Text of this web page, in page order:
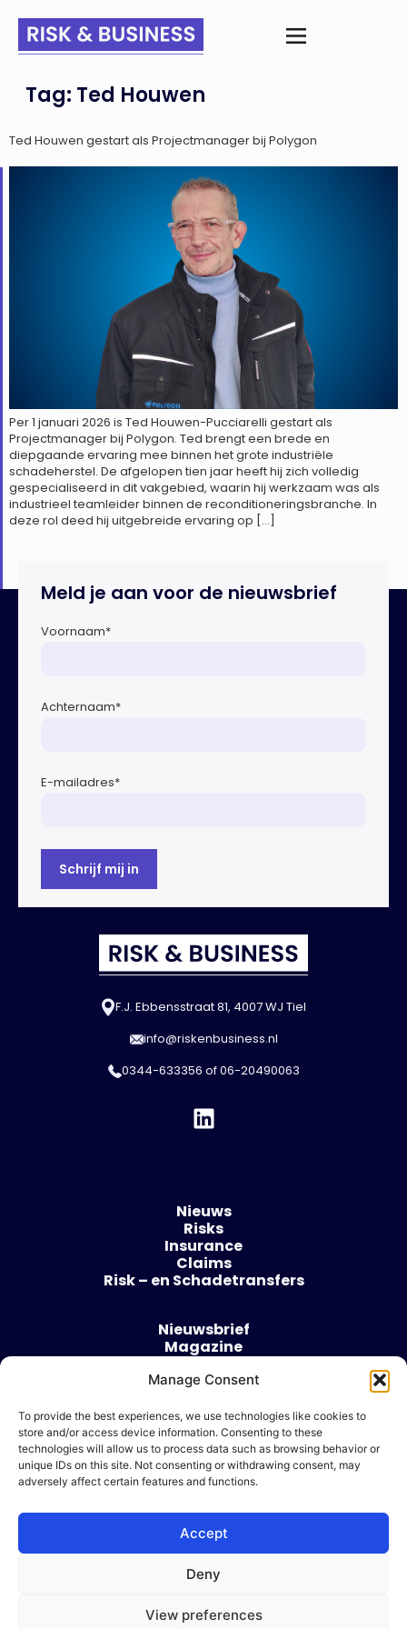
Manage Consent
To provide the best experiences, we use technologies like cookies to
store and/or access device information. Consenting to these
technologies will allow us to process data such as browsing behavior or
unique IDs on this site. Not consenting or withdrawing consent, may
adversely affect certain features and functions.
Accept
Deny
View preferences
Tag: Ted Houwen
Ted Houwen gestart als Projectmanager bij Polygon
Per 1 januari 2026 is Ted Houwen-Pucciarelli gestart als
Projectmanager bij Polygon. Ted brengt een brede en
diepgaande ervaring mee binnen het grote industriële
schadeherstel. De afgelopen tien jaar heeft hij zich volledig
gespecialiseerd in dit vakgebied, waarin hij werkzaam was als
industrieel teamleider binnen de reconditioneringsbranche. In
deze rol deed hij uitgebreide ervaring op […]
Meld je aan voor de nieuwsbrief
Voornaam*
Achternaam*
E-mailadres*
F.J. Ebbensstraat 81, 4007 WJ Tiel
info@riskenbusiness.nl
0344-633356 of06-20490063
Nieuws
Risks
Insurance
Claims
Risk – en Schadetransfers
Nieuwsbrief
Magazine
Over
Algemene voorwaarden
Cookie beleid
Ik wil adverteren
© 2026 Risk & Business